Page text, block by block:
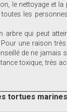
le nettoyage et
les
qui peut
une raison
de ne jamais
toxique, très
tortues marines